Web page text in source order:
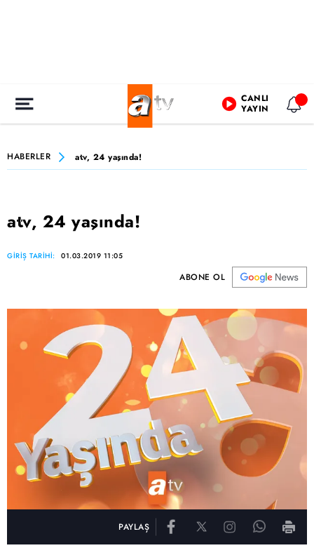
CANLI
YAYIN
HABERLER atv, 24 yaşında!
atv, 24 yaşında!
GİRİŞ TARİHİ: 01.03.2019 11:05
ABONE OL
PAYLAŞ